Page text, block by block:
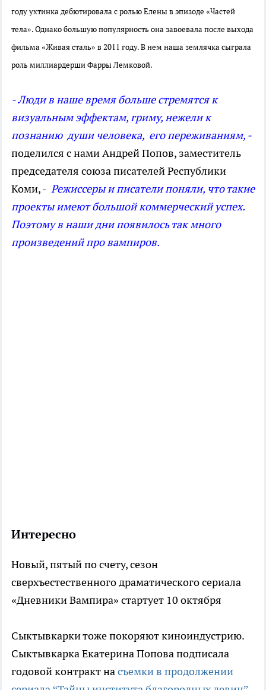
году ухтинка дебютировала с ролью Елены в эпизоде «Частей
тела». Однако большую популярность она завоевала после выхода
фильма «Живая сталь» в 2011 году. В нем наша землячка сыграла
роль миллиардерши Фарры Лемковой.
- Люди в наше время больше стремятся к
визуальным эффектам, гриму, нежели к
познанию души человека, его переживаниям, -
поделился с нами Андрей Попов, заместитель
председателя союза писателей Республики
Коми, - Режиссеры и писатели поняли, что такие
проекты имеют большой коммерческий успех.
Поэтому в наши дни появилось так много
произведений про вампиров.
Интересно
Новый, пятый по счету, сезон
сверхъестественного драматического сериала
«Дневники Вампира» стартует 10 октября
Сыктывкарки тоже покоряют киноиндустрию.
Сыктывкарка Екатерина Попова подписала
годовой контракт насъемки в продолжении